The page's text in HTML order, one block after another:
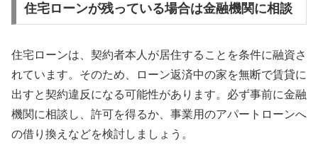
住宅ローンが残っている場合は金融機関に相談
住宅ローンは、契約者本人が居住することを条件に融資さ
れています。そのため、ローン返済中の家を無断で賃貸に
出すと契約違反になる可能性があります。必ず事前に金融
機関に相談し、許可を得るか、事業用のアパートローンへ
の借り換えなどを検討しましょう。